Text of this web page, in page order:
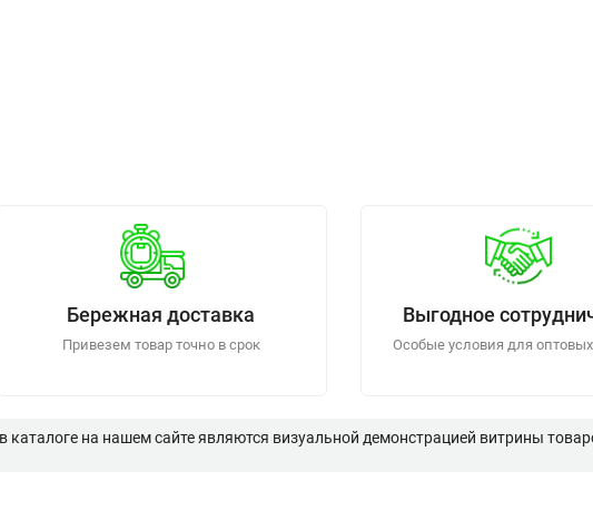
Бережная доставка
Привезем товар точно в срок
Выгодное
Особые условия для
на нашем сайте являются визуальной демонстрацией витрины